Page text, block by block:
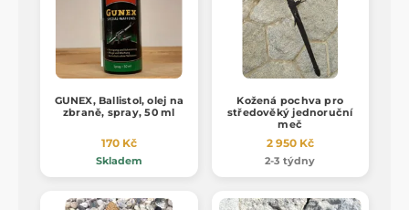
GUNEX, Ballistol, olej na
zbraně, spray, 50 ml
170 Kč
Skladem
Kožená pochva pro
středověký jednoruční
meč
2 950 Kč
2-3 týdny